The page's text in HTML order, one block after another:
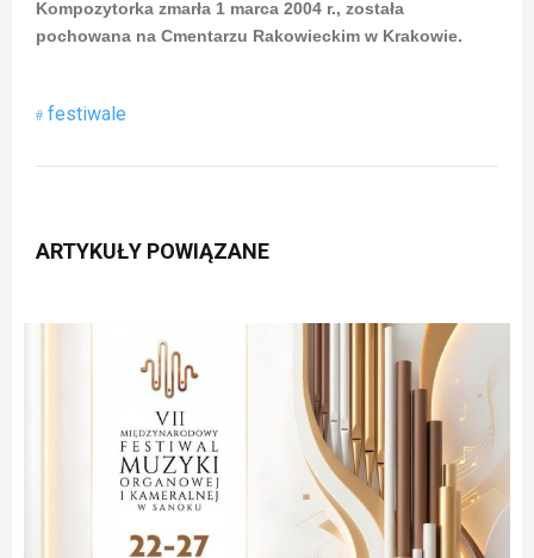
Kompozytorka zmarła 1 marca 2004 r., została
pochowana na Cmentarzu Rakowieckim w Krakowie.
festiwale
ARTYKUŁY POWIĄZANE